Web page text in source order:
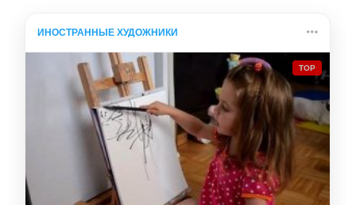
ИНОСТРАННЫЕ ХУДОЖНИКИ
TOP